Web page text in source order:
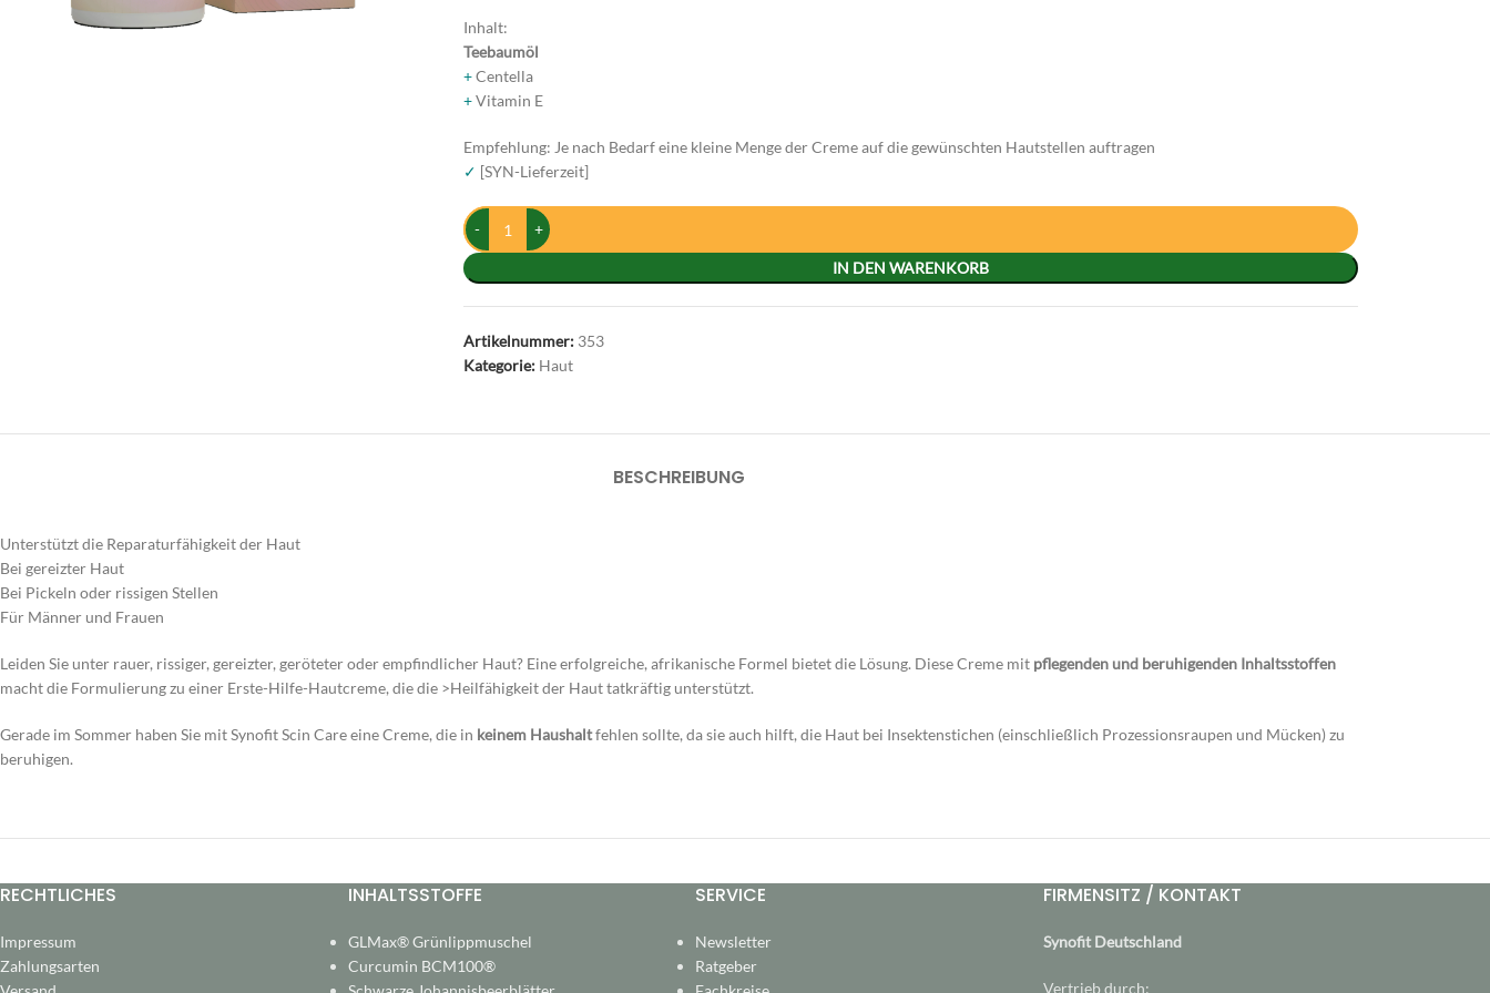
Inhalt:
Teebaumöl
+Centella
+Vitamin E
Empfehlung: Je nach Bedarf eine kleine Menge der Creme auf die gewünschten Hautstellen auftragen
✓ [SYN-Lieferzeit]
IN DEN WARENKORB
Artikelnummer: 353
Kategorie: Haut
BESCHREIBUNG
Unterstützt die Reparaturfähigkeit der Haut
Bei gereizter Haut
Bei Pickeln oder rissigen Stellen
Für Männer und Frauen
Leiden Sie unter rauer, rissiger, gereizter, geröteter oder empfindlicher Haut? Eine erfolgreiche, afrikanische Formel bietet die Lösung. Diese Creme mit pflegenden und beruhigenden Inhaltsstoffen
macht die Formulierung zu einer Erste-Hilfe-Hautcreme, die die >Heilfähigkeit der Haut tatkräftig unterstützt.
Gerade im Sommer haben Sie mit Synofit Scin Care eine Creme, die in keinem Haushaltfehlen sollte, da sie auch hilft, die Haut bei Insektenstichen (einschließlich Prozessionsraupen und Mücken) zu
beruhigen.
RECHTLICHES
Impressum
Zahlungsarten
INHALTSSTOFFE
GLMax® Grünlippmuschel
Curcumin BCM100®
SERVICE
Newsletter
Ratgeber
FIRMENSITZ / KONTAKT
Synofit Deutschland
Vertrieb durch: